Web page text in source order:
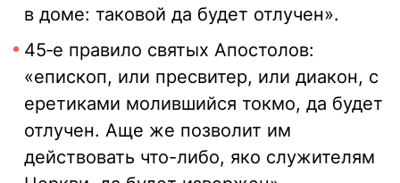
в доме: таковой да будет отлучен».
45‑е правило святых Апостолов:
«епископ, или пресвитер, или диакон, с
еретиками молившийся токмо, да будет
отлучен. Аще же позволит им
действовать что-либо, яко служителям